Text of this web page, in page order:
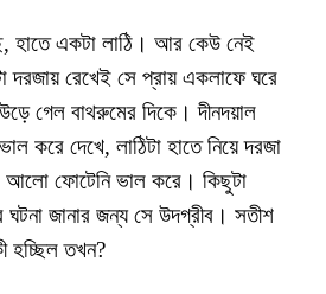
হাতে একটা লাঠি। আর কেউ নেই
দরজায় রেখেই সে প্রায় একলাফে ঘরে
গেল বাথরুমের দিকে। দীনদয়াল
করে দেখে, লাঠিটা হাতে নিয়ে দরজা
ফোটেনি ভাল করে। কিছুটা
ঘটনা জানার জন্য সে উদগ্রীব। সতীশ
হচ্ছিল তখন?